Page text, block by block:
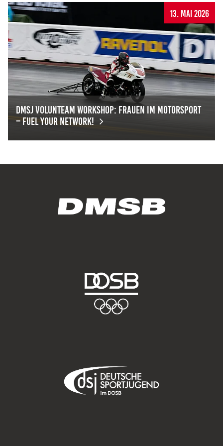
13. Mai 2026
dmsj Volunteam Workshop: Frauen im Motorsport
– Fuel Your Network!
Anbieter:
Google LLC
Zweck:
Diese Cookies dienen zur Erhebung von Statistiken zur
Website-Nutzung.
Cookie Laufzeit:
24 Monate
Medien & externe Dienste
YouTube
Cookies, die ggf. zur Einbettung und Bereitstellung
von Videos auf unserer Website gesetzt werden.
Cookies, die ggf. zur Einbettung und Bereitstellung
von interaktiven Karten auf unserer Website gesetzt